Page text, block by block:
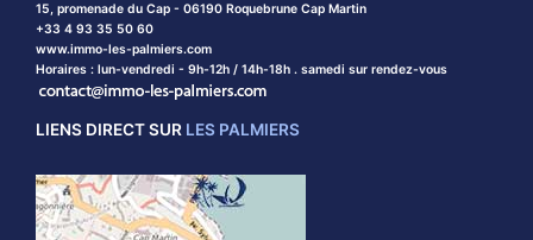
15, promenade du Cap - 06190 Roquebrune Cap Martin
+33 4 93 35 50 60
www.immo-les-palmiers.com
Horaires : lun-vendredi - 9h-12h / 14h-18h . samedi sur rendez-vous
LIENS DIRECT SUR LES PALMIERS